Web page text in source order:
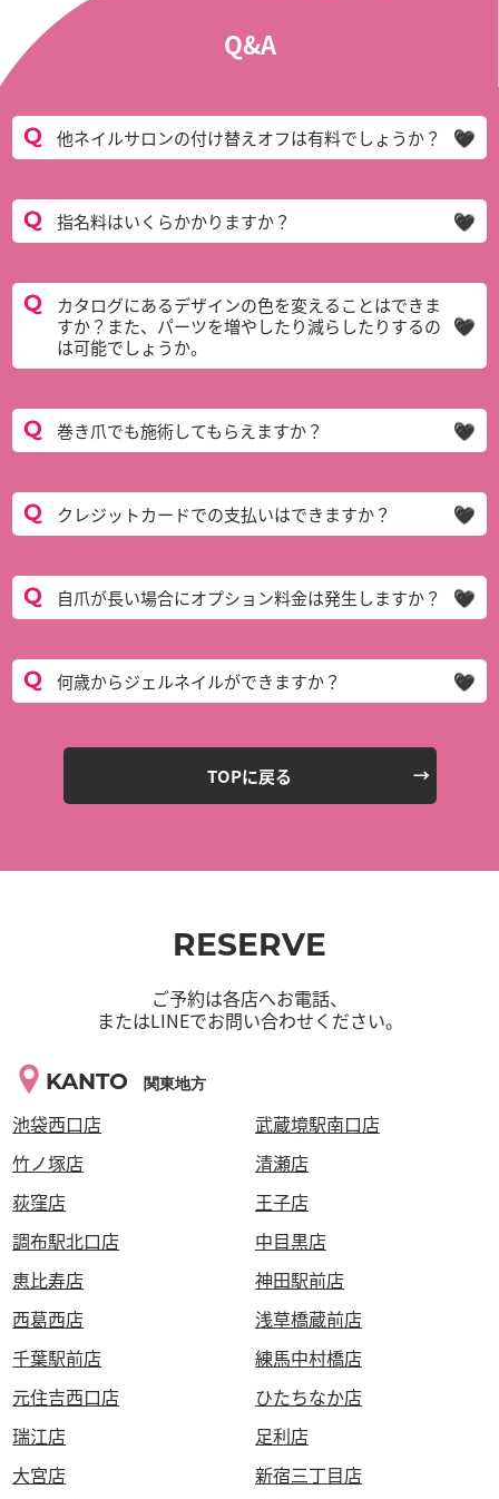
Q&A
他ネイルサロンの付け替えオフは有料でしょうか？
指名料はいくらかかりますか？
カタログにあるデザインの色を変えることはできま
すか？また、パーツを増やしたり減らしたりするの
は可能でしょうか。
巻き爪でも施術してもらえますか？
クレジットカードでの支払いはできますか？
自爪が長い場合にオプション料金は発生しますか？
何歳からジェルネイルができますか？
TOPに戻る
RESERVE
ご予約は各店へお電話、
またはLINEでお問い合わせください。
KANTO 関東地方
池袋西口店
武蔵境駅南口店
竹ノ塚店
清瀬店
荻窪店
王子店
調布駅北口店
中目黒店
恵比寿店
神田駅前店
西葛西店
浅草橋蔵前店
千葉駅前店
練馬中村橋店
元住吉西口店
ひたちなか店
瑞江店
足利店
大宮店
新宿三丁目店